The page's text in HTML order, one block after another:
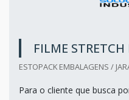
FILME
ESTOPACK EMBALAGENS /
Para o cliente que busca